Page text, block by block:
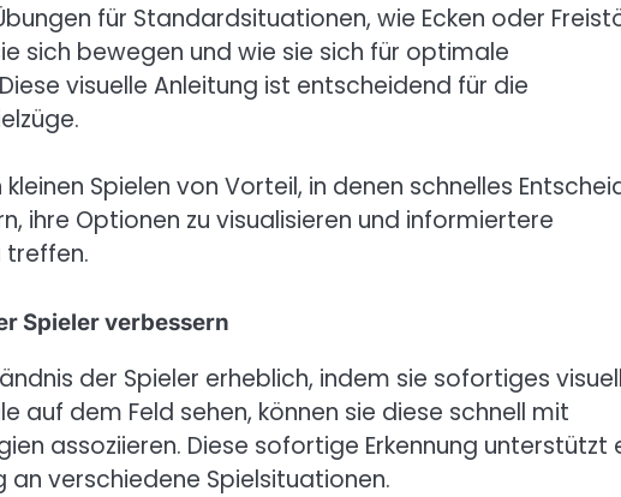
für Standardsituationen, wie Ecken oder
sich bewegen und wie sie sich für optimale
visuelle Anleitung ist entscheidend für die
Spielen von Vorteil, in denen schnelles
ihre Optionen zu visualisieren und informiertere
treffen.
Spieler verbessern
der Spieler erheblich, indem sie sofortiges
auf dem Feld sehen, können sie diese schnell mit
assoziieren. Diese sofortige Erkennung unterstützt
an verschiedene Spielsituationen.